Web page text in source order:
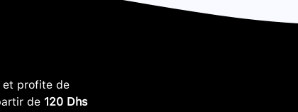
profite de
de 120 Dhs